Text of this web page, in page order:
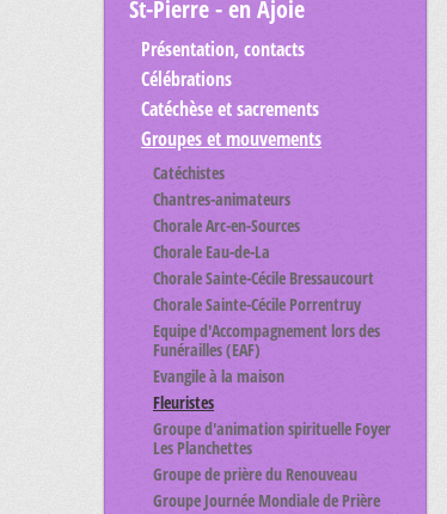
St-Pierre - en Ajoie
Présentation, contacts
Célébrations
Catéchèse et sacrements
Groupes et mouvements
Catéchistes
Chantres-animateurs
Chorale Arc-en-Sources
Chorale Eau-de-La
Chorale Sainte-Cécile Bressaucourt
Chorale Sainte-Cécile Porrentruy
Equipe d'Accompagnement lors des
Funérailles (EAF)
Evangile à la maison
Fleuristes
Groupe d'animation spirituelle Foyer
Les Planchettes
Groupe de prière du Renouveau
Groupe Journée Mondiale de Prière